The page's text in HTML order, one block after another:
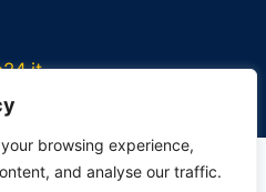
browsing experience,
and analyse our traffic.